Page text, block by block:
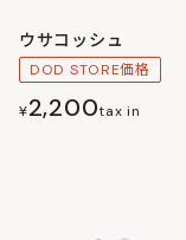
ウサコッシュ
DOD STORE価格
¥2,200tax in